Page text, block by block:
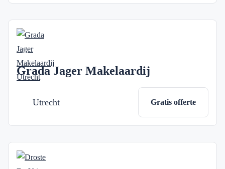
Grada Jager Makelaardij
Utrecht Gratis offerte